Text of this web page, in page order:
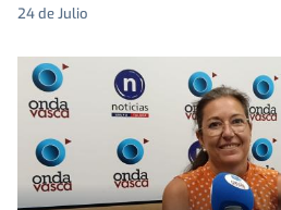
24 de Julio